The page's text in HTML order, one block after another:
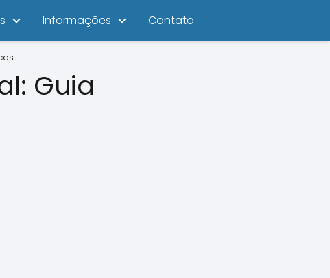
Informações Contato
Guia